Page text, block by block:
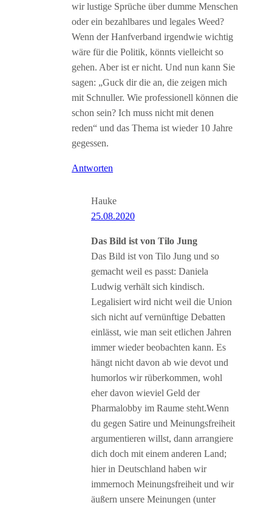
wir lustige Sprüche über dumme Menschen
oder ein bezahlbares und legales Weed?
Wenn der Hanfverband irgendwie wichtig
wäre für die Politik, könnts vielleicht so
gehen. Aber ist er nicht. Und nun kann Sie
sagen: „Guck dir die an, die zeigen mich
mit Schnuller. Wie professionell können die
schon sein? Ich muss nicht mit denen
reden“ und das Thema ist wieder 10 Jahre
gegessen.
Antworten
Hauke
25.08.2020
Das Bild ist von Tilo Jung
Das Bild ist von Tilo Jung und so
gemacht weil es passt: Daniela
Ludwig verhält sich kindisch.
Legalisiert wird nicht weil die Union
sich nicht auf vernünftige Debatten
einlässt, wie man seit etlichen Jahren
immer wieder beobachten kann. Es
hängt nicht davon ab wie devot und
humorlos wir rüberkommen, wohl
eher davon wieviel Geld der
Pharmalobby im Raume steht.Wenn
du gegen Satire und Meinungsfreiheit
argumentieren willst, dann arrangiere
dich doch mit einem anderen Land;
hier in Deutschland haben wir
immernoch Meinungsfreiheit und wir
äußern unsere Meinungen (unter